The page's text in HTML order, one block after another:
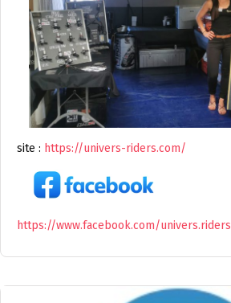
site : https://univers-riders.com/
https://www.facebook.com/univers.riders